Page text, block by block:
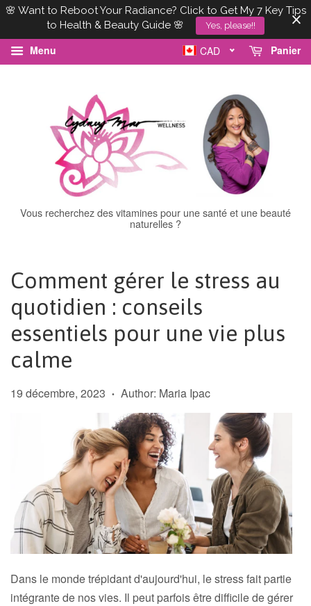
🌸 Want to Reboot Your Radiance? Click to Get My 7 Key Tips
to Health & Beauty Guide 🌸
Yes, please!!
Menu Panier
CAD
Vous recherchez des vitamines pour une santé et une beauté
naturelles ?
Comment gérer le stress au
quotidien : conseils
essentiels pour une vie plus
calme
19 décembre, 2023 • Author: Maria Ipac
Dans le monde trépidant d'aujourd'hui, le stress fait partie
intégrante de nos vies. Il peut parfois être difficile de gérer